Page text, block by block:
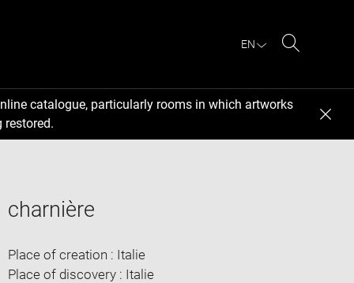
EN
catalogue, particularly rooms in which artworks
restored.
charnière
Place of creation : Italie
Place of discovery : Italie